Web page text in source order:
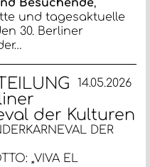
Besuchende,
und tagesaktuelle
30. Berliner
14.05.2026
der Kulturen
DER
„VIVA EL